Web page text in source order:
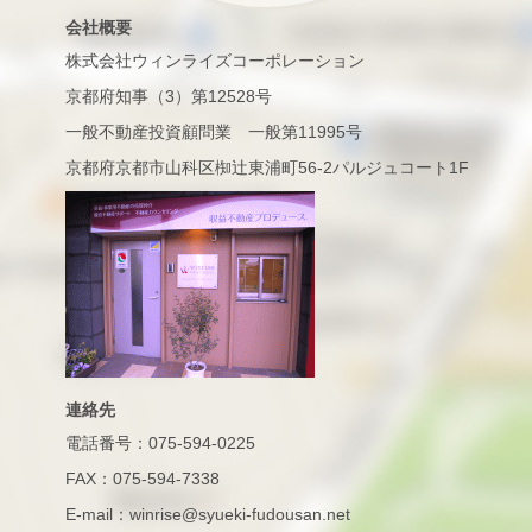
会社概要
株式会社ウィンライズコーポレーション
京都府知事（3）第12528号
一般不動産投資顧問業 一般第11995号
京都府京都市山科区椥辻東浦町56-2パルジュコート1F
連絡先
電話番号：075-594-0225
FAX：075-594-7338
E-mail：winrise@syueki-fudousan.net